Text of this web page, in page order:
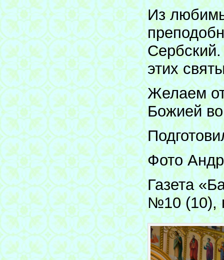
Из
этих
Желаем
Божией
Фото
Газета
№10 (10),